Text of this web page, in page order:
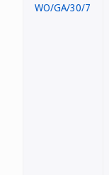
WO/GA/30/7